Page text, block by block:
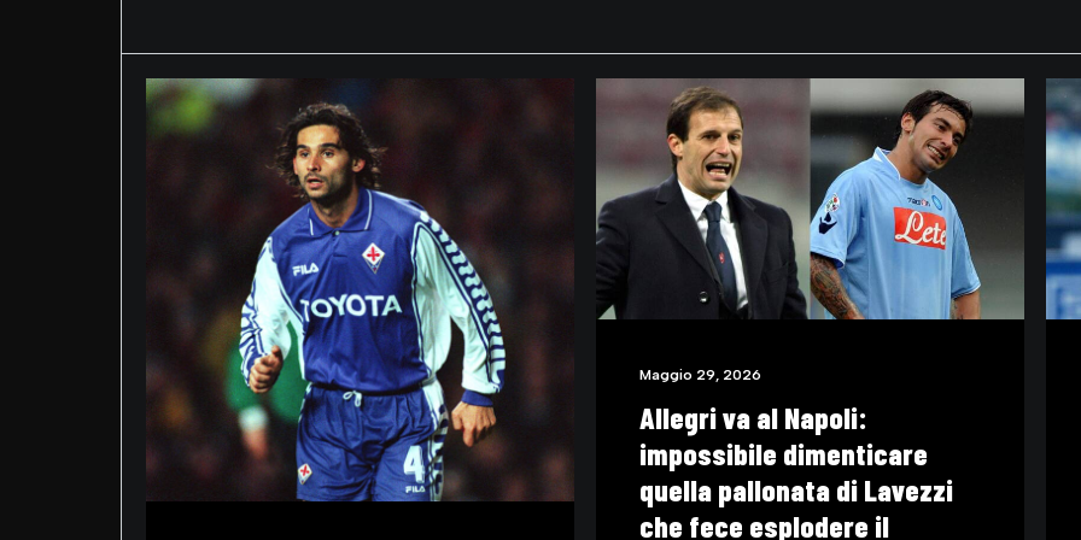
Maggio 29, 2026
Allegri va al Napoli:
impossibile dimenticare
quella pallonata di Lavezzi
Maggio 16, 2026
Il motivo per cui Roberto
Baggio è rimasto immortale
(VIDEO)